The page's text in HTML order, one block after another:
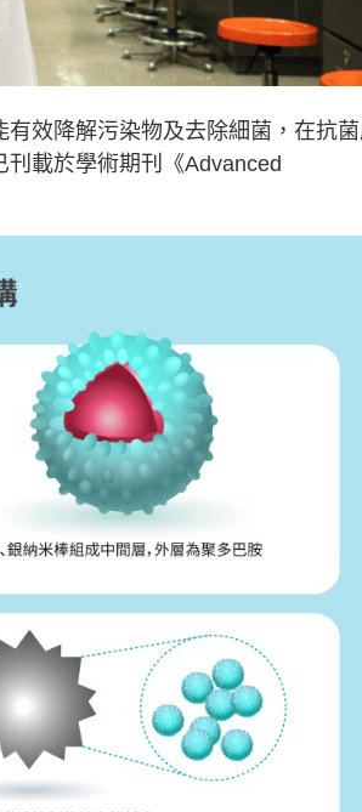
效降解污染物及去除細菌，在抗
載於學術期刊《Advanced